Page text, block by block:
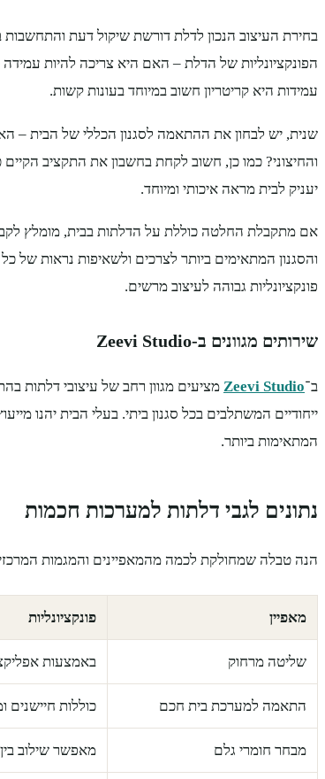
בחירת העיצוב הנכון לדלת דורשת שיקול דעת והתחשבות
הפונקציונליות של הדלת – האם היא צריכה להיות
עמידות היא קריטריון חשוב במיוחד בעונות קשות.
שנית, יש לבחון את ההתאמה לסגנון הכללי של הבית –
והחיצוני? כמו כן, חשוב לקחת בחשבון את התקציב
יעניק לבית מראה איכותי ומיוחד.
אם מתקבלת החלטה כוללת על הדלתות בבית, מומלץ
והסגנון המתאימים ביותר לצרכים ולשאיפות נראות של
פונקציונליות גבוהה לעיצוב מרשים.
שירותים מגוונים ב-Zeevi Studio
ב־Zeevi Studio מציעים מגוון רחב של עיצובי דלתות
ייחודיים המשתלבים בכל סגנון ביתי. בעלי הבית יהנו
המתאימות ביותר.
נתונים לגבי דלתות למערכות חכמות
הנה טבלה שמחולקת לכמה מהמאפיינים והמגמות
מאפיין פונקציונליות
שליטה מרחוק באמצעות
התאמה למערכת בית חכם כוללות
מבחר חומרי גלם מאפשר שילוב